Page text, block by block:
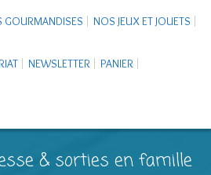
GOURMANDISES NOS JEUX ET JOUETS
NEWSLETTER PANIER
& sorties en famille